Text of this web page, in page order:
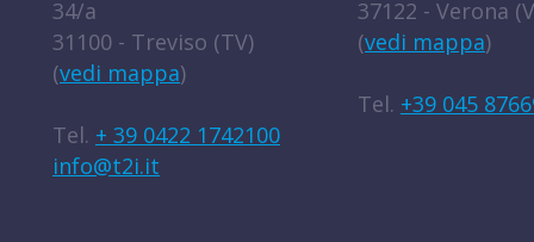
34/a
31100 - Treviso (TV)
(vedi mappa)
Tel. + 39 0422 1742100
info@t2i.it
37122 - Verona
(vedi mappa)
Tel. +39 045